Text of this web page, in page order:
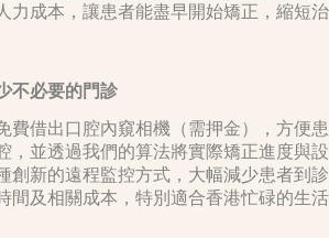
力成本，讓患者能盡早開始矯正，縮短治
不必要的門診
費借出口腔內窺相機（需押金），方便患
，並透過我們的算法將實際矯正進度與設
創新的遠程監控方式，大幅減少患者到診
間及相關成本，特別適合香港忙碌的生活